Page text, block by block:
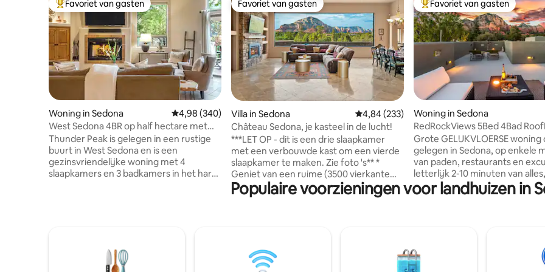
Topfavoriet van gasten
Favoriet van gasten
Woning in Sedona Gemiddelde beoordeling van 4,98 uit 5, 340 recensies
4,98 (340)
West Sedona 4BR op half hectare met
bubbelbad en uitzicht!
Thunder Peak is gelegen in een rustige
buurt in West Sedona en is een
gezinsvriendelijke woning met 4
slaapkamers en 3 badkamers in het hart
groen en uitzicht op Thunder Mountain!
Ontdek alle gemakken van thuis in het
Favoriet van gasten
Favoriet van gasten
Villa in Sedona Gemiddelde beoordeling van 4,84 uit 5, 233
4,84 (233)
Château Sedona, je kasteel in de lucht!
***LET OP - dit is een drie slaapkamer
met een verbouwde kast om een vierde
slaapkamer te maken. Zie foto 's** *
Geniet van een ruime (3500 vierkante
voet), elegante villa die je voorziet van
alles wat je nodig hebt om jezelf te
terras aan de achterkant stelt je in staat
om Thunder Mountain te bekijken of
Topfavoriet van gasten
Favoriet van gasten
Woning in Sedona
RedRockViews 5Bed 4Bad
Wandelen GameRm BBQ
Grote GELIJKVLOERSE
gelegen in Sedona, op enkele
van paden, restaurants en
letterlijk 2-10 minuten van
toch verscholen in een rustig
Woning biedt 4 slaapkamers +
onbelemmerd uitzicht op rode
sterrenkijken vanaf het
samen in het achterterras
Populaire voorzieningen voor landhuizen in